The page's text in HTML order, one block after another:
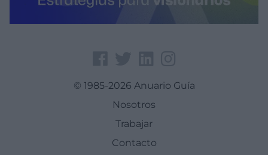
© 1985-2026 Anuario Guía
Nosotros
Trabajar
Contacto